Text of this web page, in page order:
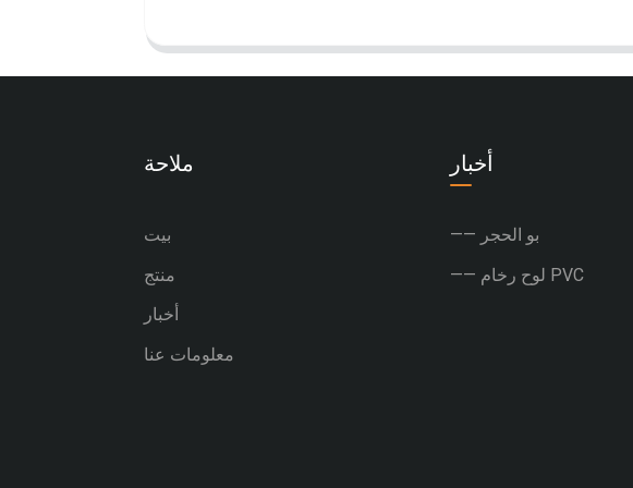
ملاحة
بيت
منتج
أخبار
معلومات عنا
أخبار
—— بو الحجر
—— لوح رخام PVC